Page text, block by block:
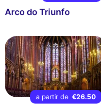
Arco do Triunfo
a partir de €26.50